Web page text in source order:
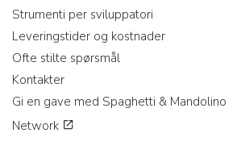
Strumenti per sviluppatori
Leveringstider og kostnader
Ofte stilte spørsmål
Kontakter
Gi en gave med Spaghetti & Mandolino
Network